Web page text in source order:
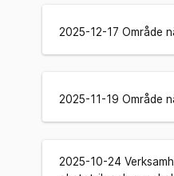
2025-12-17 Område
2025-11-19 Område
2025-10-24